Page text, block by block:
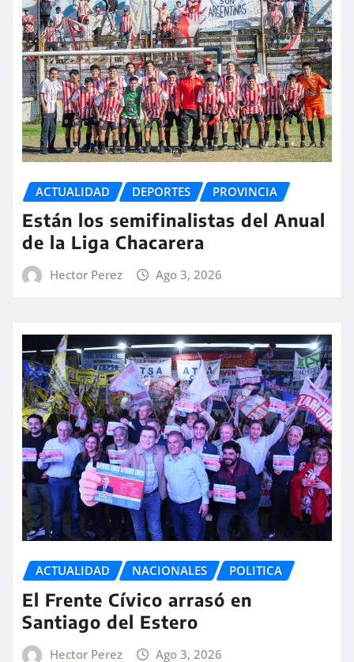
ACTUALIDAD DEPORTES PROVINCIA
Están los semifinalistas del Anual
de la Liga Chacarera
Hector Perez Ago 3, 2026
ACTUALIDAD NACIONALES POLITICA
El Frente Cívico arrasó en
Santiago del Estero
Hector Perez Ago 3, 2026